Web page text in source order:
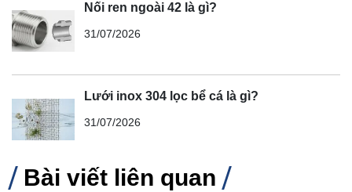
Nối ren ngoài 42 là gì?
31/07/2026
Lưới inox 304 lọc bể cá là gì?
31/07/2026
Bài viết liên quan